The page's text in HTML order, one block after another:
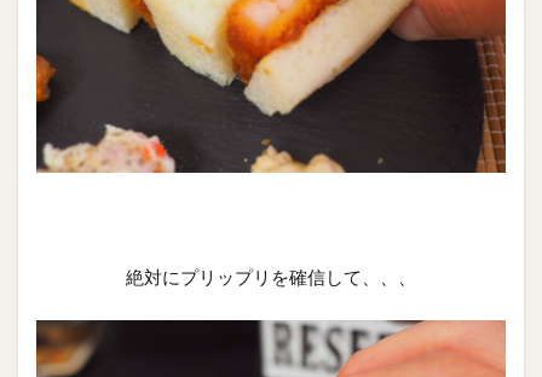
絶対にプリップリを確信して、、、